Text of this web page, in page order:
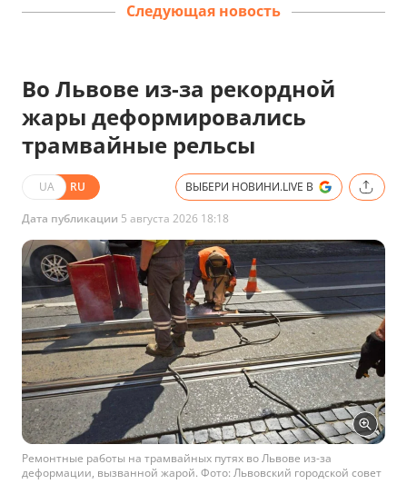
Следующая новость
Во Львове из-за рекордной
жары деформировались
трамвайные рельсы
UA RU ВЫБЕРИ НОВИНИ.LIVE В
Дата публикации 5 августа 2026 18:18
Ремонтные работы на трамвайных путях во Львове из-за
деформации, вызванной жарой. Фото: Львовский городской совет